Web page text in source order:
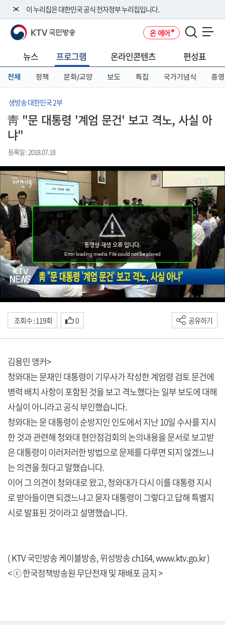
이 누리집은 대한민국 공식 전자정부 누리집입니다.
공식 누리집 주소 확인하기
니다.
이밖에 or.kr 또는 .kr등 다른 도메인 주소를 사용하고 있다면 아래 URL에
서 도메인 주소를 확인해 보세요
KTV 국민방송 온 에어
뉴스 프로그램 온라인콘텐츠 편성표
전체 정책 문화/교양 보도 특집 국가기념식 종영
생방송 대한민국 2부
靑 "문 대통령 '계엄 문건' 보고 격노, 사실 아
냐"
등록일 : 2018.07.18
조회수 : 119회 0 공유하기
김용민 앵커>
청와대는 문재인 대통령이 기무사가 작성한 계엄령 검토 문건에
병력 배치 사항이 포함된 것을 보고 격노했다는 일부 보도에 대해
사실이 아니라고 공식 부인했습니다.
청와대는 문 대통령이 순방지인 인도에서 지난 10일 수사를 지시
한 것과 관련해 청와대 현안점검회의 논의내용을 문서로 보고받
은 대통령이 이러저러한 방법으로 문제를 다루면 되지 않겠느냐
는 의견을 줬다고 말했습니다.
이어 그 의견이 청와대로 왔고, 청와대가 다시 이를 대통령 지시
로 받아들이면 되겠느냐고 묻자 대통령이 그렇다고 답해 특별지
시로 발표된 것이라고 설명했습니다.
( KTV 국민방송 케이블방송, 위성방송 ch164,www.ktv.go.kr)
< ⓒ 한국정책방송원 무단전재 및 재배포 금지 >